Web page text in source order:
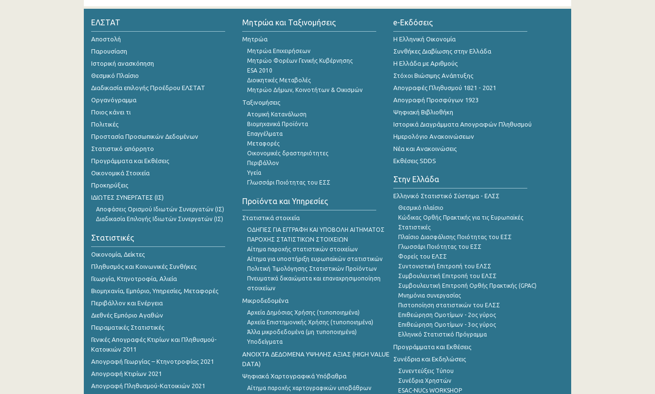
ΕΛΣΤΑΤ
Αποστολή
Παρουσίαση
Ιστορική ανασκόπηση
Θεσμικό Πλαίσιο
Διαδικασία επιλογής Προέδρου ΕΛΣΤΑΤ
Οργανόγραμμα
Ποιος κάνει τι
Πολιτικές
Προστασία Προσωπικών Δεδομένων
Στατιστικό απόρρητο
Προγράμματα και Εκθέσεις
Οικονομικά Στοιχεία
Προκηρύξεις
ΙΔΙΩΤΕΣ ΣΥΝΕΡΓΑΤΕΣ (ΙΣ)
Αποφάσεις Ορισμού Ιδιωτών Συνεργατών (ΙΣ)
Διαδικασία Επιλογής Ιδιωτών Συνεργατών (ΙΣ)
Στατιστικές
Οικονομία, Δείκτες
Πληθυσμός και Κοινωνικές Συνθήκες
Γεωργία, Κτηνοτροφία, Αλιεία
Βιομηχανία, Εμπόριο, Υπηρεσίες, Μεταφορές
Περιβάλλον και Ενέργεια
Διεθνές Εμπόριο Αγαθών
Πειραματικές Στατιστικές
Γενικές Απογραφές Κτιρίων και Πληθυσμού-
Κατοικιών 2011
Απογραφή Γεωργίας – Κτηνοτροφίας 2021
Απογραφή Κτιρίων 2021
Απογραφή Πληθυσμού-Κατοικιών 2021
Μητρώα και Ταξινομήσεις
Μητρώα
Μητρώα Επιχειρήσεων
Μητρώο Φορέων Γενικής Κυβέρνησης
ESA 2010
Διοικητικές Μεταβολές
Μητρώο Δήμων, Κοινοτήτων & Οικισμών
Ταξινομήσεις
Ατομική Κατανάλωση
Βιομηχανικά Προϊόντα
Επαγγέλματα
Μεταφορές
Οικονομικές δραστηριότητες
Περιβάλλον
Υγεία
Γλωσσάρι Ποιότητας του ΕΣΣ
Προϊόντα και Υπηρεσίες
Στατιστικά στοιχεία
ΟΔΗΓΙΕΣ ΓΙΑ ΕΓΓΡΑΦΗ ΚΑΙ ΥΠΟΒΟΛΗ ΑΙΤΗΜΑΤΟΣ
ΠΑΡΟΧΗΣ ΣΤΑΤΙΣΤΙΚΩΝ ΣΤΟΙΧΕΙΩΝ
Αίτημα παροχής στατιστικών στοιχείων
Αίτημα για υποστήριξη ευρωπαϊκών στατιστικών
Πολιτική Τιμολόγησης Στατιστικών Προϊόντων
Πνευματικά δικαιώματα και επαναχρησιμοποίηση
στοιχείων
Μικροδεδομένα
Αρχεία Δημόσιας Χρήσης (τυποποιημένα)
Αρχεία Επιστημονικής Χρήσης (τυποποιημένα)
Άλλα μικροδεδομένα (μη τυποποιημένα)
Υποδείγματα
ANOIXTA ΔΕΔΟΜΕΝΑ ΥΨΗΛΗΣ ΑΞΙΑΣ (HIGH VALUE
DATA)
Ψηφιακά Χαρτογραφικά Υπόβαθρα
Αίτημα παροχής χαρτογραφικών υποβάθρων
e-Εκδόσεις
Η Ελληνική Οικονομία
Συνθήκες Διαβίωσης στην Ελλάδα
Η Ελλάδα με Αριθμούς
Στόχοι Βιώσιμης Ανάπτυξης
Απογραφές Πληθυσμού 1821 - 2021
Απογραφή Προσφύγων 1923
Ψηφιακή Βιβλιοθήκη
Ιστορικά Διαγράμματα Απογραφών Πληθυσμού
Ημερολόγιο Ανακοινώσεων
Νέα και Ανακοινώσεις
Εκθέσεις SDDS
Στην Ελλάδα
Ελληνικό Στατιστικό Σύστημα - ΕΛΣΣ
Θεσμικό πλαίσιο
Κώδικας Ορθής Πρακτικής για τις Ευρωπαϊκές
Στατιστικές
Πλαίσιο Διασφάλισης Ποιότητας του ΕΣΣ
Γλωσσάρι Ποιότητας του ΕΣΣ
Φορείς του ΕΛΣΣ
Συντονιστική Επιτροπή του ΕΛΣΣ
Συμβουλευτική Επιτροπή του ΕΛΣΣ
Συμβουλευτική Επιτροπή Ορθής Πρακτικής (GPAC)
Μνημόνια συνεργασίας
Πιστοποίηση στατιστικών του ΕΛΣΣ
Επιθεώρηση Ομοτίμων - 2ος γύρος
Επιθεώρηση Ομοτίμων - 3ος γύρος
Ελληνικό Στατιστικό Πρόγραμμα
Προγράμματα και Εκθέσεις
Συνέδρια και Εκδηλώσεις
Συνεντεύξεις Τύπου
Συνέδρια Χρηστών
ESAC-NUCs WORKSHOP